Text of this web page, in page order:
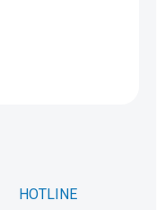
HOTLINE